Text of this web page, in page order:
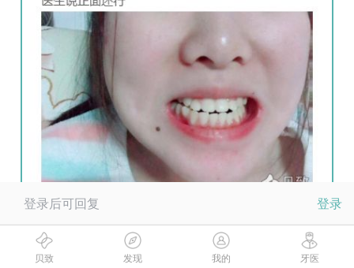
登录后可回复 登录
贝致 发现 我的 牙医